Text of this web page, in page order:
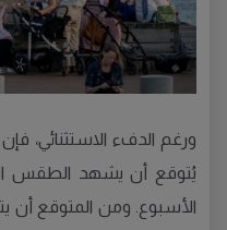
ورغم الدفء الاستثنائي،
يُتوقع أن يشهد الطقس
الأسبوع. ومن المتوقع أن